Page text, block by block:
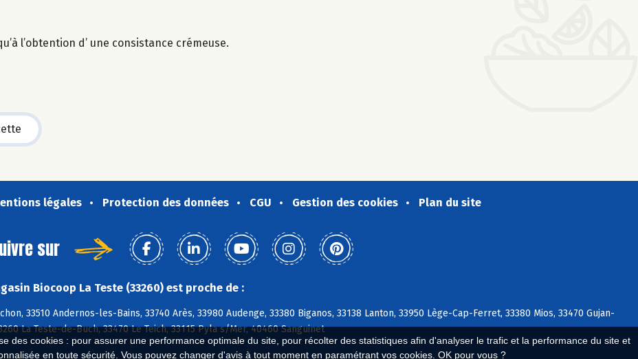
des cookies : pour assurer une performance optimale du site, pour récolter des statistiques afin d'analyser le trafic et la performance du site et
en toute sécurité. Vous pouvez changer d'avis à tout moment en paramétrant vos cookies. OK pour vous ?
l’obtention d’ une consistance crémeuse.
légales Protection des données CGU Gestion des cookies Plan du site
sur
Biocoop La Teste (33260) est proche de :
33510 Andernos-les-Bains, 33740 Arès, 33980 Audenge, 33380 Biganos, 33138 Lanton, 33950 Lège-Cap-Ferret, 33380 Mios, 33470 Gujan-
La Teste-de-Buch, 33470 Le Teich, 33115 Pyla s/Mer, 40460 Sanguinet